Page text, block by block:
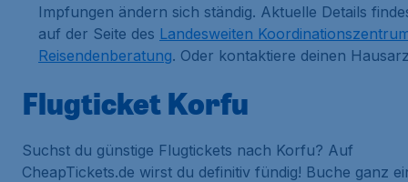
Impfungen ändern sich ständig. Aktuelle Details
auf der Seite des Landesweiten
Reisendenberatung. Oder kontaktiere deinen
Flugticket Korfu
Suchst du günstige Flugtickets nach Korfu? Auf
CheapTickets.de wirst du definitiv fündig! Buche ganz